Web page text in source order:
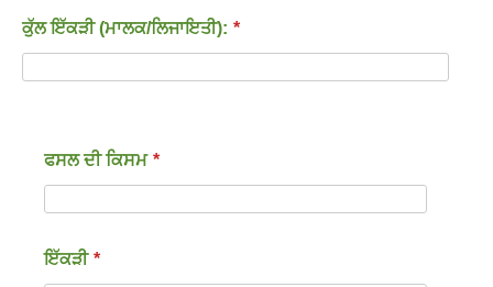
ਕੁੱਲ ਇੱਕੜੀ (ਮਾਲਕ/ਲਿਜਾਇਤੀ): *
ਫਸਲ ਦੀ ਕਿਸਮ *
ਇੱਕੜੀ *